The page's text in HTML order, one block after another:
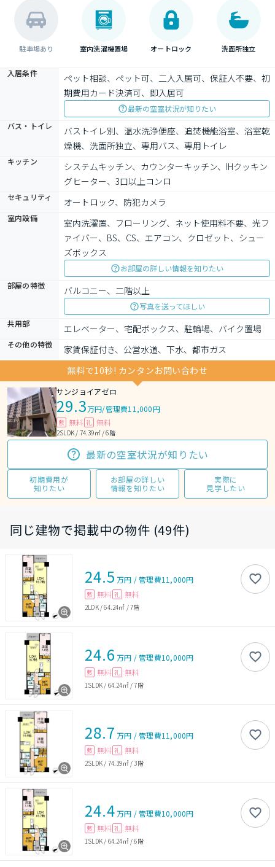
駐車場あり 室内洗濯機置場 オートロック 洗面所独立
入居条件
ペット相談、ペット可、二人入居可、保証人不要、初
期費用カード決済可、即入居可
最新の空室状況が知りたい
バス・トイレ
バストイレ別、温水洗浄便座、追焚機能浴室、浴室乾
燥機、洗面所独立、専用バス、専用トイレ
キッチン
システムキッチン、カウンターキッチン、IHクッキン
グヒーター、3口以上コンロ
セキュリティ オートロック、防犯カメラ
室内設備
室内洗濯置、フローリング、ネット使用料不要、光フ
ァイバー、BS、CS、エアコン、クロゼット、シュー
ズボックス
お部屋の詳しい情報を知りたい
部屋の特徴
バルコニー、二階以上
写真を送ってほしい
共用部
エレベーター、宅配ボックス、駐輪場、バイク置場
その他の特徴
家賃保証付き、公営水道、下水、都市ガス
無料で10秒! カンタンお問い合わせ
サンジョイアゼロ
29.3万円/管理費11,000円
敷 無料 礼 無料
2SLDK / 74.39㎡ / 6階
最新の空室状況が知りたい
初期費用が
知りたい
お部屋の詳しい
情報を知りたい
実際に
見学したい
同じ建物で掲載中の物件 (49件)
24.5 万円 /管理費11,000円
敷 無料 礼 無料
2LDK/64.24㎡ /7階
24.6 万円 /管理費10,000円
敷 無料 礼 無料
1SLDK / 64.24㎡/7階
28.7 万円 /管理費11,000円
敷 無料 礼 無料
2SLDK / 74.39㎡/3階
24.4万円 /管理費10,000円
敷 無料 礼 無料
1SLDK / 64.24㎡/6階